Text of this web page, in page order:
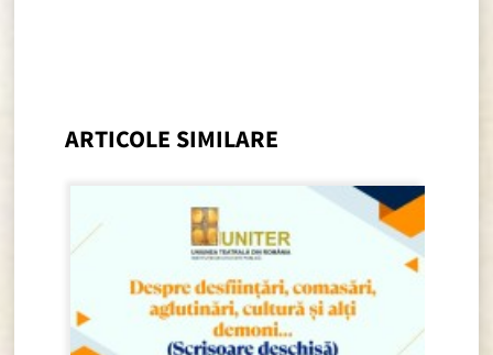
ARTICOLE SIMILARE